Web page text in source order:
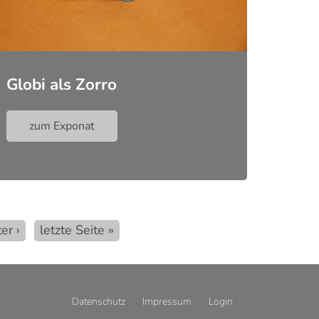
Globi als Zorro
zum Exponat
›
Letzte
letzte Seite »
Datenschutz Impressum Login